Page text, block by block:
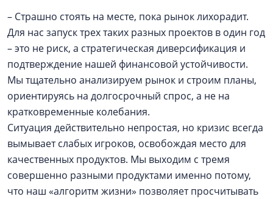
– Страшно стоять на месте, пока рынок лихорадит.
Для нас запуск трех таких разных проектов в один год
– это не риск, а стратегическая диверсификация и
подтверждение нашей финансовой устойчивости.
Мы тщательно анализируем рынок и строим планы,
ориентируясь на долгосрочный спрос, а не на
кратковременные колебания.
Ситуация действительно непростая, но кризис всегда
вымывает слабых игроков, освобождая место для
качественных продуктов. Мы выходим с тремя
совершенно разными продуктами именно потому,
что наш «алгоритм жизни» позволяет просчитывать